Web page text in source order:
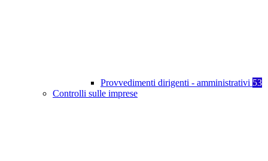
Provvedimenti dirigenti - amministrativi 53
Controlli sulle imprese